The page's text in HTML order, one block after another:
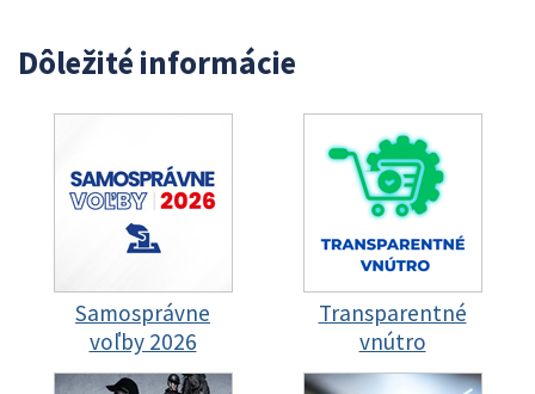
Dôležité informácie
Samosprávne
voľby 2026
Transparentné
vnútro